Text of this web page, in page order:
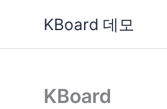
KBoard 데모
KBoard